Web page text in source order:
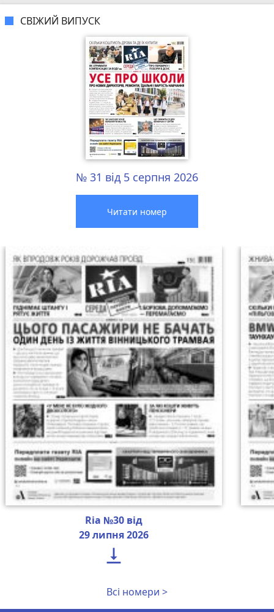
СВІЖИЙ ВИПУСК
№ 31 від 5 серпня 2026
Читати номер
Ria №30 від
29 липня 2026

Всі номери >